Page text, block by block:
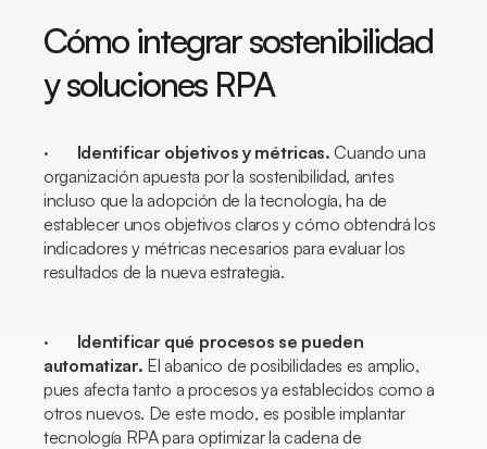
Cómo integrar sostenibilidad
y soluciones RPA
· Identificar objetivos y métricas. Cuando una
organización apuesta por la sostenibilidad, antes
incluso que la adopción de la tecnología, ha de
establecer unos objetivos claros y cómo obtendrá los
indicadores y métricas necesarios para evaluar los
resultados de la nueva estrategia.
· Identificar qué procesos se pueden
automatizar. El abanico de posibilidades es amplio,
pues afecta tanto a procesos ya establecidos como a
otros nuevos. De este modo, es posible implantar
tecnología RPA para optimizar la cadena de